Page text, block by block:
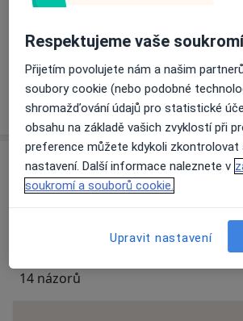
Na teto adrese lékař přijímá
Víceo adrese
Názory
14 názorů
Respektujeme vaše
Přijetím povolujete nám a našim
soubory cookie (nebo podobné
shromažďování údajů pro statistické
obsahu na základě vašich zvyklostí při
preference můžete kdykoli zkontrolovat
nastavení. Další informace naleznete v
soukromí a souborů cookie.
Upravit nastavení